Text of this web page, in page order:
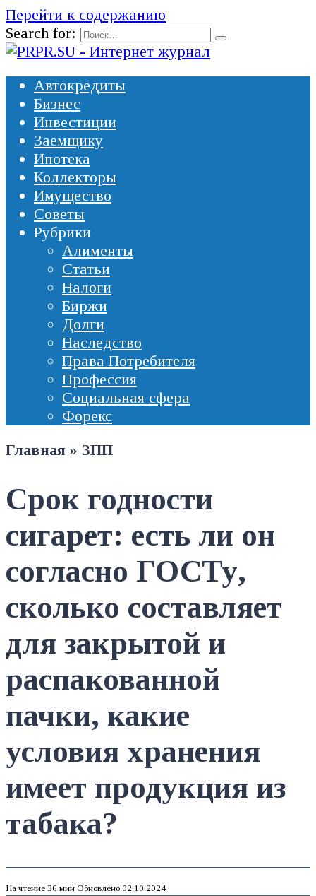
Перейти к содержанию
Search for:
Автокредиты
Бизнес
Инвестиции
Заемщику
Ипотека
Коллекторы
Имущество
Советы
Рубрики
Алименты
Статьи
Налоги
Биржи
Долги
Наследство
Права Потребителя
Профессия
Социальная сфера
Форекс
Главная » ЗПП
Срок годности
сигарет: есть ли он
согласно ГОСТу,
сколько составляет
для закрытой и
распакованной
пачки, какие
условия хранения
имеет продукция из
табака?
На чтение 36 мин Обновлено 02.10.2024